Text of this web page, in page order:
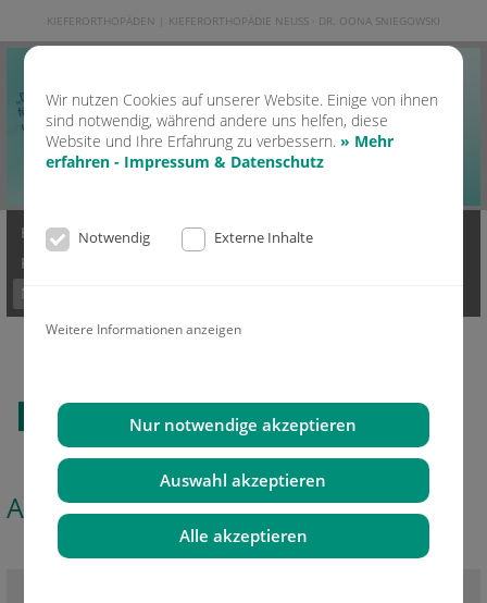
Wir nutzen Cookies auf unserer Website. Einige von ihnen
sind notwendig, während andere uns helfen, diese
Website und Ihre Erfahrung zu verbessern.» Mehr
erfahren - Impressum & Datenschutz
Notwendig Externe Inhalte
Weitere Informationen anzeigen
Nur notwendige akzeptieren
Auswahl akzeptieren
Alle akzeptieren
KIEFERORTHOPÄDEN | KIEFERORTHOPÄDIE NEUSS · DR. OONA SNIEGOWSKI
Home Kontakt Praxis
Ästhetik & Lachen
KFO Erwachsene
News
Alle News lesen
Aktuelle News
Alle News sehen